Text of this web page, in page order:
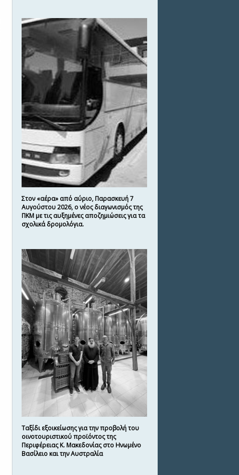
Στον «αέρα» από αύριο, Παρασκευή 7
Αυγούστου 2026, ο νέος διαγωνισμός της
ΠΚΜ με τις αυξημένες αποζημιώσεις για τα
σχολικά δρομολόγια.
Ταξίδι εξοικείωσης για την προβολή του
οινοτουριστικού προϊόντος της
Περιφέρειας Κ. Μακεδονίας στο Ηνωμένο
Βασίλειο και την Αυστραλία